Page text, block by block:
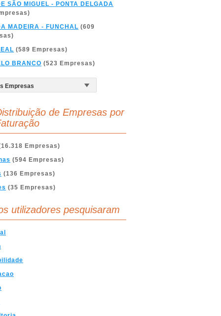
SÃO MIGUEL - PONTA DELGADA
MADEIRA - FUNCHAL (609
(589 Empresas)
BRANCO (523 Empresas)
de Empresas por
Empresas)
(594 Empresas)
(136 Empresas)
(35 Empresas)
utilizadores pesquisaram